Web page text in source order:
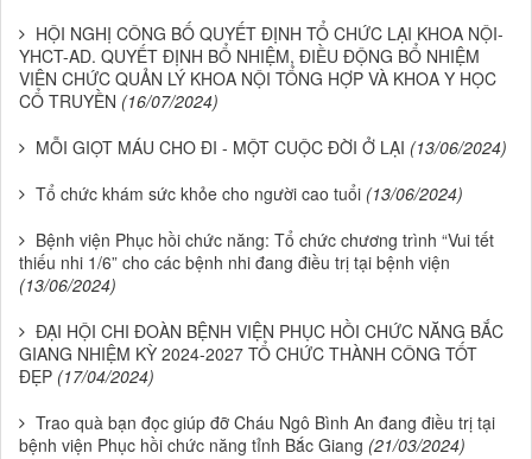
HỘI NGHỊ CÔNG BỐ QUYẾT ĐỊNH TỔ CHỨC LẠI KHOA NỘI-
YHCT-AD. QUYẾT ĐỊNH BỔ NHIỆM, ĐIỀU ĐỘNG BỔ NHIỆM
VIÊN CHỨC QUẢN LÝ KHOA NỘI TỔNG HỢP VÀ KHOA Y HỌC
CỔ TRUYỀN (16/07/2024)
MỖI GIỌT MÁU CHO ĐI - MỘT CUỘC ĐỜI Ở LẠI (13/06/2024)
Tổ chức khám sức khỏe cho người cao tuổi (13/06/2024)
Bệnh viện Phục hồi chức năng: Tổ chức chương trình “Vui tết
thiếu nhi 1/6” cho các bệnh nhi đang điều trị tại bệnh viện
(13/06/2024)
ĐẠI HỘI CHI ĐOÀN BỆNH VIỆN PHỤC HỒI CHỨC NĂNG BẮC
GIANG NHIỆM KỲ 2024-2027 TỔ CHỨC THÀNH CÔNG TỐT
ĐẸP (17/04/2024)
Trao quà bạn đọc giúp đỡ Cháu Ngô Bình An đang điều trị tại
bệnh viện Phục hồi chức năng tỉnh Bắc Giang (21/03/2024)